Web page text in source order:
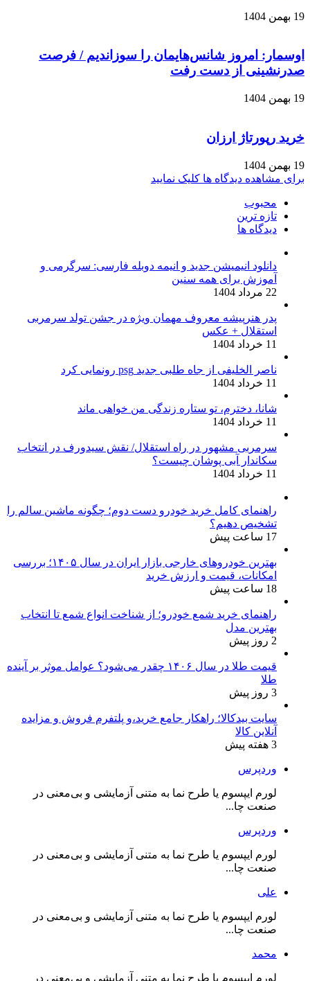
19 بهمن 1404
اوسمار: امروز شانس‌هایمان را سوزاندیم / فرصت
صدرنشینی از دست رفت
19 بهمن 1404
خرید رپورتاژ ارزان
19 بهمن 1404
برای مشاهده دیدگاه ها کلیک نمایید
محبوب
تازه ترین
دیدگاه ها
دانلود انیمیشن جدید و انیمه دوبله فارسی: سرگرمی و
آموزش برای همه سنین
22 مرداد 1404
پدر هنرپیشه معروف مهمان ویژه در جشن تولد سرمربی
استقلال + عکس
11 خرداد 1404
ناصر الخلیفی از جاه طلبی جدید psg رونمایی کرد
11 خرداد 1404
شانا، دخترم، تو ستاره زندگی من خواهی ماند
11 خرداد 1404
سرمربی مشهور در راه استقلال/ نقش سیدورف در انتخاب
سکاندار آبی پوشان چیست؟
11 خرداد 1404
راهنمای کامل خرید خودرو دست دوم؛ چگونه ماشین سالم را
تشخیص دهیم؟
17 ساعت پیش
بهترین خودروهای خارجی بازار ایران در سال ۱۴۰۵؛ بررسی
امکانات، قیمت و ارزش خرید
18 ساعت پیش
راهنمای خرید شمع خودرو؛ از شناخت انواع شمع تا انتخاب
بهترین مدل
2 روز پیش
قیمت طلا در سال ۱۴۰۶ چقدر می‌شود؟ عوامل موثر بر آینده
طلا
3 روز پیش
سایت بیدکالا؛ راهکار جامع خرید،و پلتفرم فروش و مزایده
آنلاین کالا
3 هفته پیش
وردپرس
لورم ایپسوم یا طرح‌ نما به متنی آزمایشی و بی‌معنی در
صنعت چا...
وردپرس
لورم ایپسوم یا طرح‌ نما به متنی آزمایشی و بی‌معنی در
صنعت چا...
علی
لورم ایپسوم یا طرح‌ نما به متنی آزمایشی و بی‌معنی در
صنعت چا...
محمد
لورم ایپسوم یا طرح‌ نما به متنی آزمایشی و بی‌معنی در